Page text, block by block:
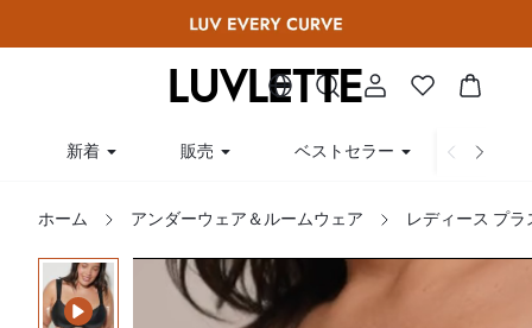
新着 販売 ベストセラー 曲線
ホーム アンダーウェア＆ルームウェア レディース プ